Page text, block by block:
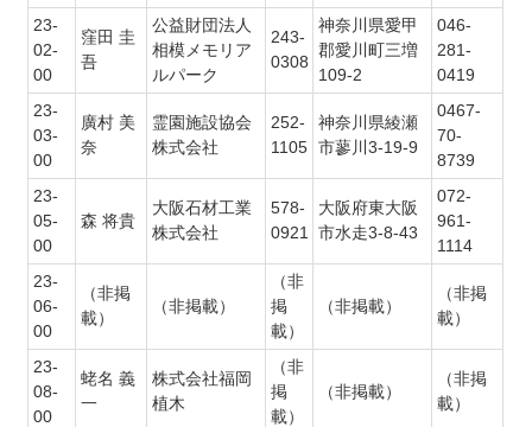
23-
02-
00
窪田 圭
吾
公益財団法人
相模メモリア
ルパーク
243-
0308
神奈川県愛甲
郡愛川町三増
109-2
046-
281-
0419
23-
03-
00
廣村 美
奈
霊園施設協会
株式会社
252-
1105
神奈川県綾瀬
市蓼川3-19-9
0467-
70-
8739
23-
05-
00
森 将貴
大阪石材工業
株式会社
578-
0921
大阪府東大阪
市水走3-8-43
072-
961-
1114
23-
06-
00
（非掲
載）
（非掲載）
（非
掲
載）
（非掲載）
（非掲
載）
23-
08-
00
蛯名 義
一
株式会社福岡
植木
（非
掲
載）
（非掲載）
（非掲
載）